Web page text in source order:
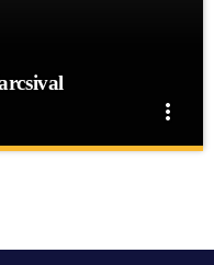
more_vert